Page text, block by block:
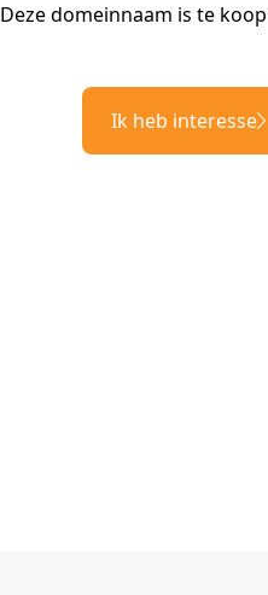
Deze domeinnaam is te
Ik heb interesse